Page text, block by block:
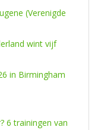
(Verenigde
wint vijf
in Birmingham
6 trainingen van